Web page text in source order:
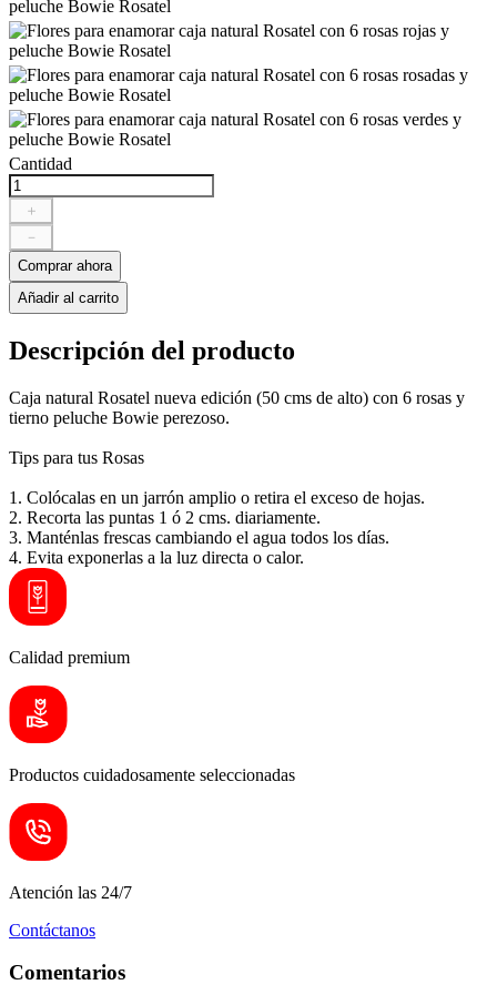
Cantidad
＋
－
Comprar ahora
Añadir al carrito
Descripción del producto
Caja natural Rosatel nueva edición (50 cms de alto) con 6 rosas y
tierno peluche Bowie perezoso.
Tips para tus Rosas
1. Colócalas en un jarrón amplio o retira el exceso de hojas.
2. Recorta las puntas 1 ó 2 cms. diariamente.
3. Manténlas frescas cambiando el agua todos los días.
4. Evita exponerlas a la luz directa o calor.
Calidad premium
Productos cuidadosamente seleccionadas
Atención las 24/7
Contáctanos
Comentarios